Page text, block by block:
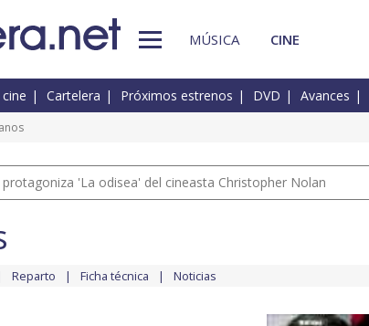
MÚSICA CINE
Cartelera Próximos estrenos DVD Avances
'La odisea' del cineasta Christopher Nolan
Reparto Ficha técnica Noticias